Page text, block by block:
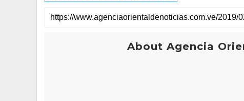
About Agencia